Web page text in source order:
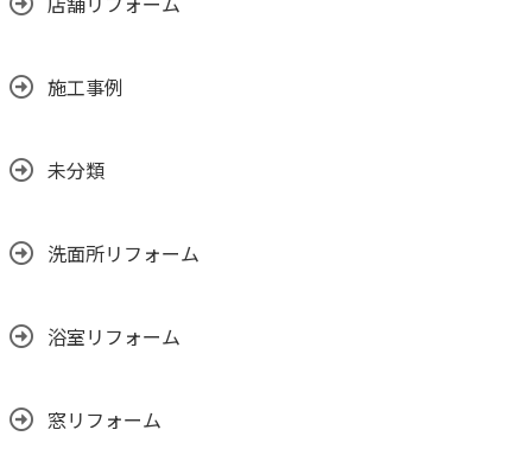
施工事例
未分類
洗面所リフォーム
浴室リフォーム
窓リフォーム